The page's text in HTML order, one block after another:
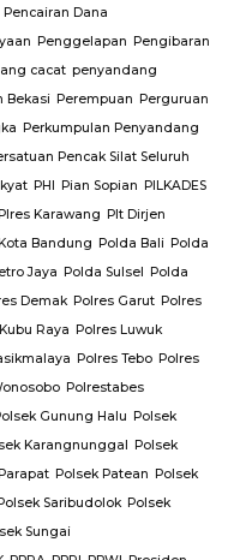
Pencairan Dana
Penggelapan Pengibaran
cacat penyandang
Bekasi Perempuan Perguruan
Perkumpulan Penyandang
Pencak Silat Seluruh
PHI Pian Sopian PILKADES
Plres Karawang Plt Dirjen
Bandung Polda Bali Polda
Jaya Polda Sulsel Polda
Demak Polres Garut Polres
Raya Polres Luwuk
Polres Tebo Polres
Polrestabes
Gunung Halu Polsek
Karangnunggal Polsek
Polsek Patean Polsek
Saribudolok Polsek
Sungai